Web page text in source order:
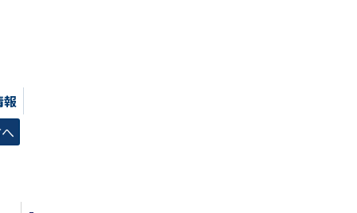
報